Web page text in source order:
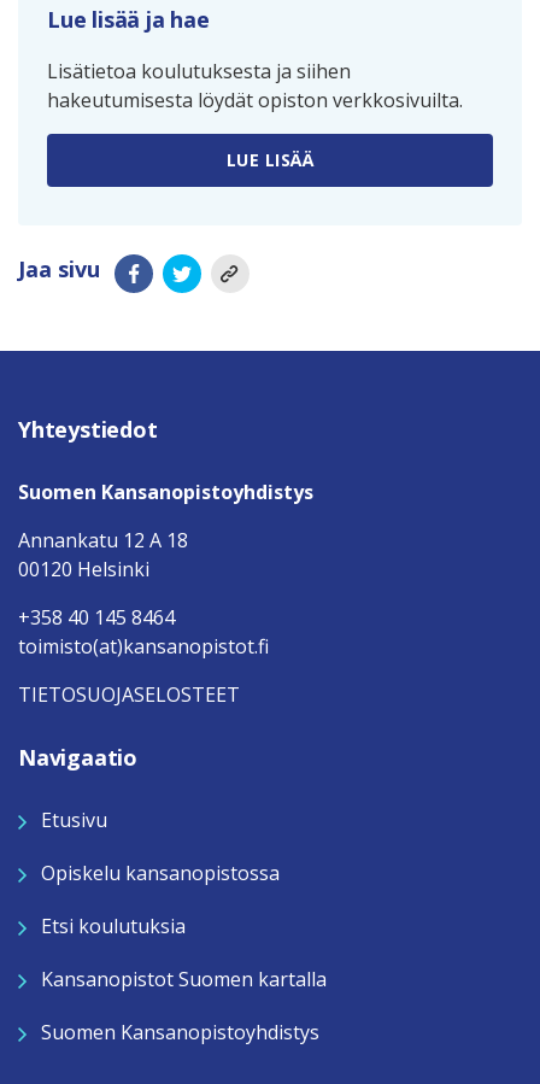
Lue lisää ja hae
Lisätietoa koulutuksesta ja siihen
hakeutumisesta löydät opiston verkkosivuilta.
LUE LISÄÄ
Jaa sivu
Yhteystiedot
Suomen Kansanopistoyhdistys
Annankatu 12 A 18
00120 Helsinki
+358 40 145 8464
toimisto(at)kansanopistot.fi
TIETOSUOJASELOSTEET
Navigaatio
Etusivu
Opiskelu kansanopistossa
Etsi koulutuksia
Kansanopistot Suomen kartalla
Suomen Kansanopistoyhdistys